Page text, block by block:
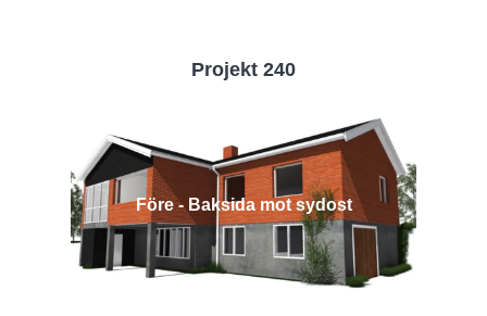
Projekt 240
Före - Baksida mot sydost